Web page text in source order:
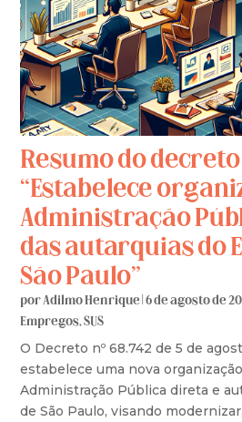
Resumo do
“Estabelece
Administração
das autarquias do
São Paulo”
porAdilmo Henrique |6 de agosto de
Empregos,SUS
O Decreto nº 68.742 de 5 de
estabelece uma nova
Administração Pública direta e
de São Paulo, visando